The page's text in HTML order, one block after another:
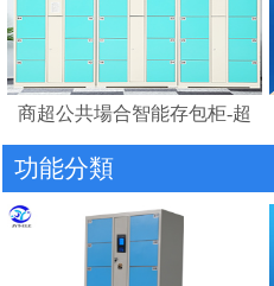
商超公共場合智能存包柜-超
市智能儲物柜密碼柜電子存
包柜
功能分類